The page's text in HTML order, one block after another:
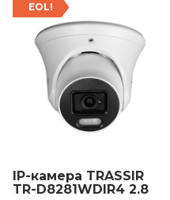
EOL!
IP-камера TRASSIR
TR-D8281WDIR4 2.8